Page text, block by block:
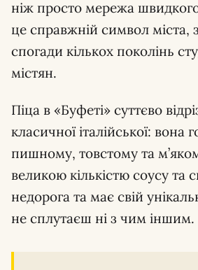
ніж просто мережа
це справжній символ міста,
спогади кількох поколінь
містян.
Піца в «Буфеті» суттєво
класичної італійської: вона
пишному, товстому та
великою кількістю соусу та
недорога та має свій
не сплутаєш ні з чим іншим.